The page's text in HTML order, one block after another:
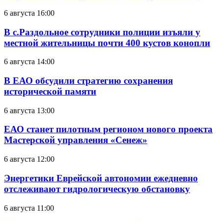
6 августа 16:00
В с.Раздольное сотрудники полиции изъяли у
местной жительницы почти 400 кустов конопли
6 августа 14:00
В ЕАО обсудили стратегию сохранения
исторической памяти
6 августа 13:00
ЕАО станет пилотным регионом нового проекта
Мастерской управления «Сенеж»
6 августа 12:00
Энергетики Еврейской автономии ежедневно
отслеживают гидрологическую обстановку
6 августа 11:00